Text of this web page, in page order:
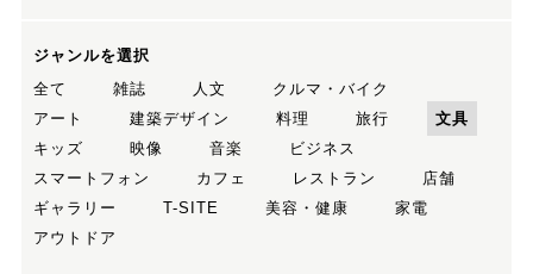
ジャンルを選択
全て
雑誌 人文
クルマ・バイク
アート
建築デザイン 料理 旅行
文具
キッズ
映像 音楽
ビジネス
スマートフォン
カフェ レストラン
店舗
ギャラリー
T-SITE 美容・健康
家電
アウトドア